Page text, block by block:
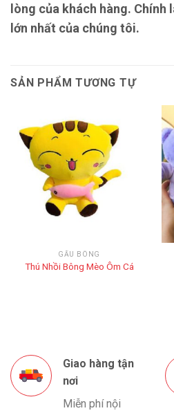
lòng của khách hàng. Chính
lớn nhất của chúng tôi.
SẢN PHẨM TƯƠNG TỰ
GẤU BÔNG
Thú Nhồi Bông Mèo Ôm Cá
Giao hàng tận
nơi
Miễn phí nội